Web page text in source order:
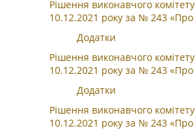
Рішення виконавчого
10.12.2021 року за № 243 «Про
Додатки
Рішення виконавчого
10.12.2021 року за № 243 «Про
Додатки
Рішення виконавчого
10.12.2021 року за № 243 «Про